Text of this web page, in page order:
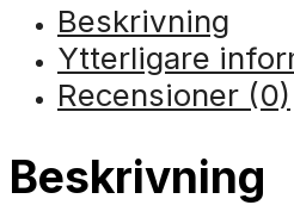
Beskrivning
Ytterligare
Recensioner (0)
Beskrivning